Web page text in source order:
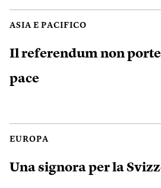
ASIA E PACIFICO
Il referendum non
pace
EUROPA
Una signora per la